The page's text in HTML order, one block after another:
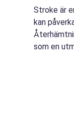
Stroke är
kan
som en